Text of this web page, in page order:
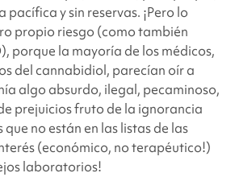
y sin reservas. ¡Pero lo
propio riesgo (como también
porque la mayoría de los médicos,
del cannabidiol, parecían oír a
algo absurdo, ilegal, pecaminoso,
prejuicios fruto de la ignorancia
no están en las listas de las
(económico, no terapéutico!)
laboratorios!